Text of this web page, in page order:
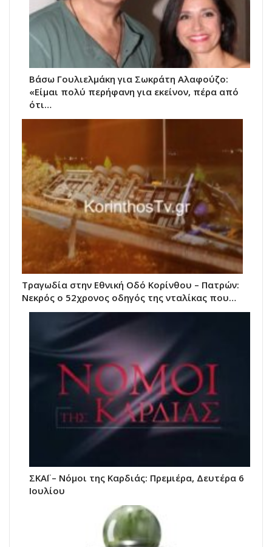
Βάσω Γουλιελμάκη για Σωκράτη Αλαφούζο:
«Είμαι πολύ περήφανη για εκείνον, πέρα από
ότι…
Τραγωδία στην Εθνική Οδό Κορίνθου – Πατρών:
Νεκρός ο 52χρονος οδηγός της νταλίκας που…
ΣΚΑΪ – Νόμοι της Καρδιάς: Πρεμιέρα, Δευτέρα 6
Ιουλίου